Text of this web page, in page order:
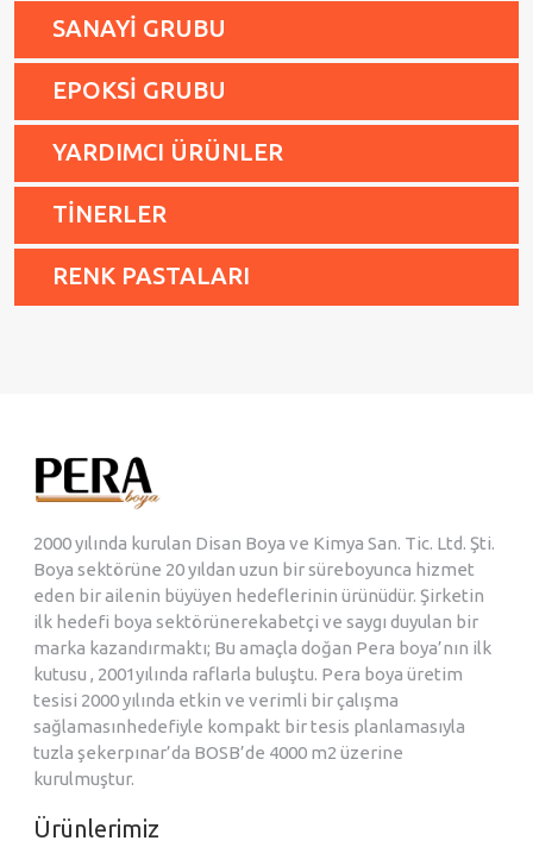
SANAYİ GRUBU
EPOKSİ GRUBU
YARDIMCI ÜRÜNLER
TİNERLER
RENK PASTALARI
2000 yılında kurulan Disan Boya ve Kimya San. Tic. Ltd. Şti.
Boya sektörüne 20 yıldan uzun bir süreboyunca hizmet
eden bir ailenin büyüyen hedeflerinin ürünüdür. Şirketin
ilk hedefi boya sektörünerekabetçi ve saygı duyulan bir
marka kazandırmaktı; Bu amaçla doğan Pera boya’nın ilk
kutusu , 2001yılında raflarla buluştu. Pera boya üretim
tesisi 2000 yılında etkin ve verimli bir çalışma
sağlamasınhedefiyle kompakt bir tesis planlamasıyla
tuzla şekerpınar’da BOSB’de 4000 m2 üzerine
kurulmuştur.
Ürünlerimiz